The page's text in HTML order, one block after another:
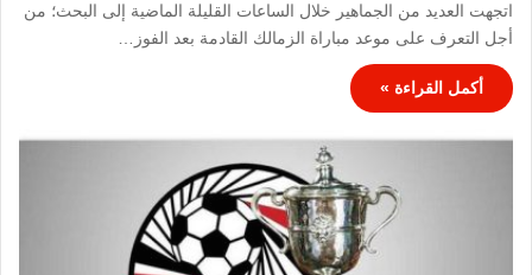
اتجهت العديد من الجماهير خلال الساعات القليلة الماضية إلى البحث؛ من
أجل التعرف على موعد مباراة الزمالك القادمة بعد الفوز…
أكمل القراءة »